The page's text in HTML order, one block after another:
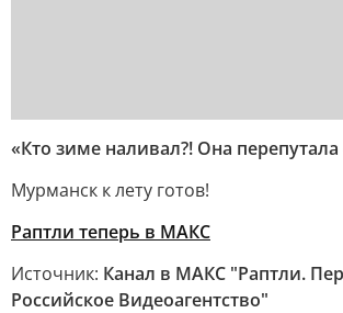
«Кто зиме наливал?! Она
Мурманск к лету готов!
Раптли теперь в МАКС
Источник: Канал в МАКС "Раптли.
Российское Видеоагентство"